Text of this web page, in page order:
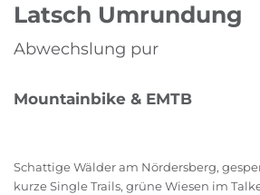
Latsch Umrundung
Abwechslung pur
Mountainbike & EMTB
Schattige Wälder am Nördersberg,
kurze Single Trails, grüne Wiesen im